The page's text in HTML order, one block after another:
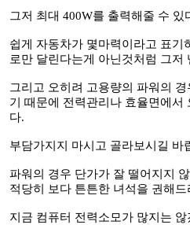
그저 최대 400W를 출력해줄 수 있
쉽게 자동차가 몇마력이라고 표기
로만 달린다는게 아닌것처럼 그저
그리고 오히려 고용량의 파워의
기 때문에 전력관리나 효율면에서
다.
부담가지지 마시고 골라보시길 바
파워의 경우 단가가 잘 떨어지지
적당히 보다 튼튼한 녀석을 권해드
지금 컴퓨터 전력소모가 많지는